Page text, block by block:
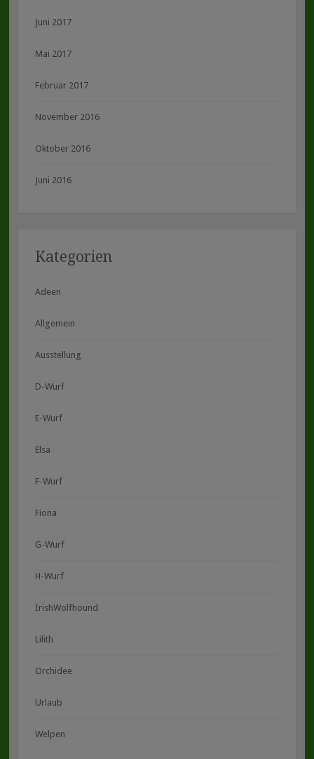
Juni 2017
Mai 2017
Februar 2017
November 2016
Oktober 2016
Juni 2016
Kategorien
Adeen
Allgemein
Ausstellung
D-Wurf
E-Wurf
Elsa
F-Wurf
Fiona
G-Wurf
H-Wurf
IrishWolfhound
Lilith
Orchidee
Urlaub
Welpen